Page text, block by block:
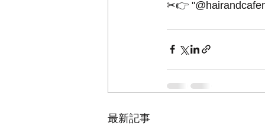
✂︎👉
最新記事